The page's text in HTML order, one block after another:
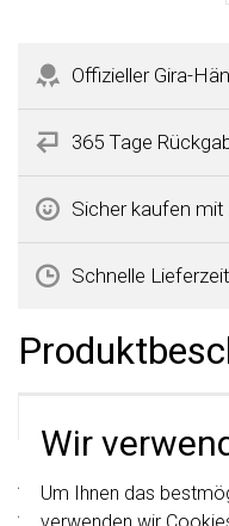
Wir
Um Ihnen das
Offizieller Gira-
365 Tage
Sicher kaufen
Schnelle
Abdeckrahmen 3fach
Abmessungen in mm
Wichtig: Gira
Schalterwippen